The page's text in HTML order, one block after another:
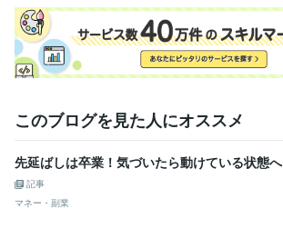
このブログを見た人にオススメ
先延ばしは卒業！気づいたら動けている状態へ
記事
マネー・副業